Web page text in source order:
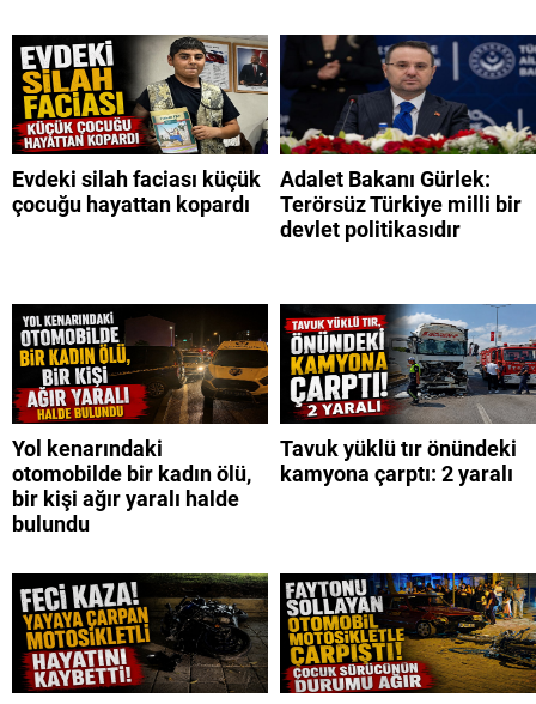
Evdeki silah faciası küçük
çocuğu hayattan kopardı
Adalet Bakanı Gürlek:
Terörsüz Türkiye milli bir
devlet politikasıdır
Yol kenarındaki
otomobilde bir kadın ölü,
bir kişi ağır yaralı halde
bulundu
Tavuk yüklü tır önündeki
kamyona çarptı: 2 yaralı